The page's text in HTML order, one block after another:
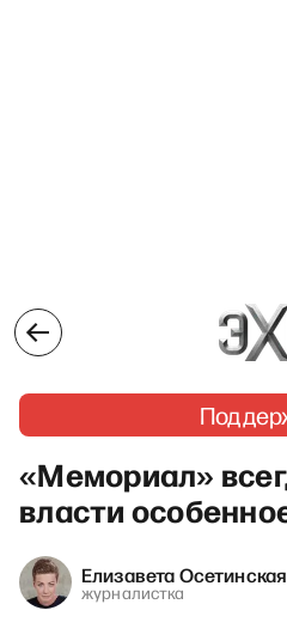
«Мемориал»
власти
Елизавета Осетинская
журналистка